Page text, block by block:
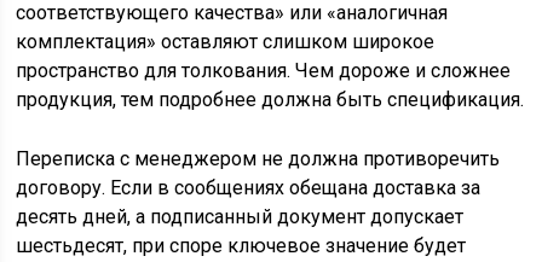
соответствующего качества» или «аналогичная
комплектация» оставляют слишком широкое
пространство для толкования. Чем дороже и сложнее
продукция, тем подробнее должна быть спецификация.
Переписка с менеджером не должна противоречить
договору. Если в сообщениях обещана доставка за
десять дней, а подписанный документ допускает
шестьдесят, при споре ключевое значение будет